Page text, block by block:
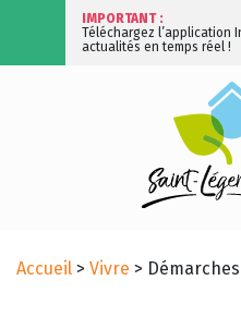
IMPORTANT :
Téléchargez l’application
actualités en temps réel !
Accueil > Vivre >